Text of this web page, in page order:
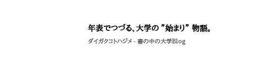
年表でつづる、大学の ”始まり” 物語。
ダイガクコトハジメ - 書の中の大学Blog